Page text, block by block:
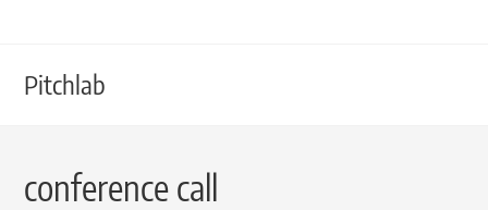
Pitchlab
conference call